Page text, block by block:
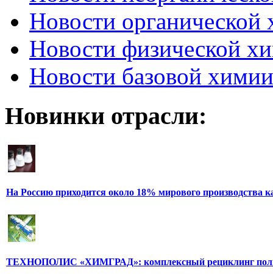
Новости органической
Новости физической
Новости базовой химии
Новинки отрасли:
На Россию приходится около 18% мирового производства
ТЕХНОПОЛИС «ХИМГРАД»: комплексный рециклинг